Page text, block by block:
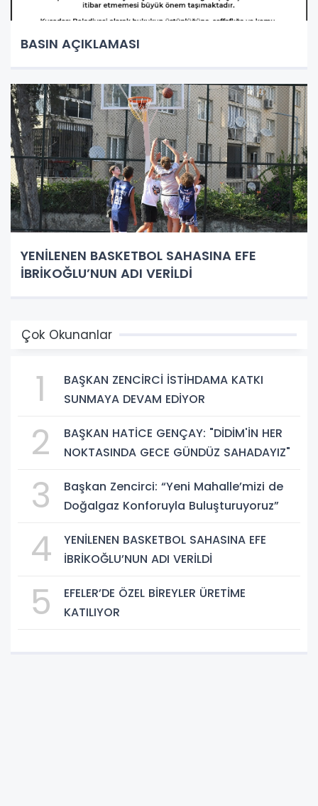
BASIN AÇIKLAMASI
YENİLENEN BASKETBOL SAHASINA EFE
İBRİKOĞLU’NUN ADI VERİLDİ
Çok Okunanlar
1
BAŞKAN ZENCİRCİ İSTİHDAMA KATKI
SUNMAYA DEVAM EDİYOR
2
BAŞKAN HATİCE GENÇAY: "DİDİM'İN HER
NOKTASINDA GECE GÜNDÜZ SAHADAYIZ"
3
Başkan Zencirci: “Yeni Mahalle’mizi de
Doğalgaz Konforuyla Buluşturuyoruz”
4
YENİLENEN BASKETBOL SAHASINA EFE
İBRİKOĞLU’NUN ADI VERİLDİ
5
EFELER’DE ÖZEL BİREYLER ÜRETİME
KATILIYOR